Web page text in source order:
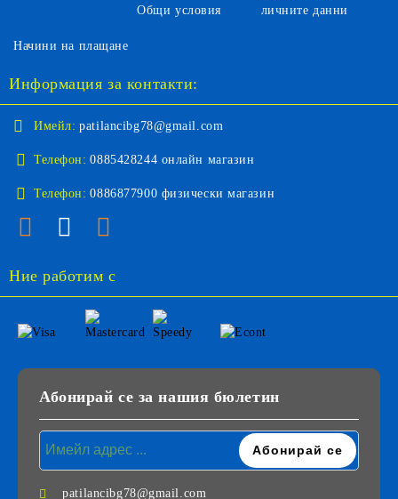
Общи условия
личните данни
Начини на плащане
Информация за контакти:
Имейл: patilancibg78@gmail.com
Телефон: 0885428244 онлайн магазин
Телефон: 0886877900 физически магазин
Ние работим с
Абонирай се за нашия бюлетин
patilancibg78@gmail.com